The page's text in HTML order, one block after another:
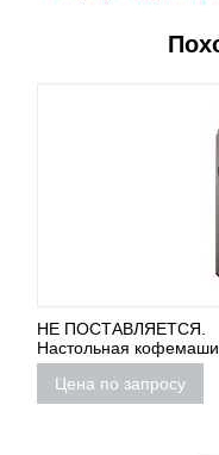
НЕ ПОСТАВЛЯЕТСЯ.
Настольная
Цена по запросу